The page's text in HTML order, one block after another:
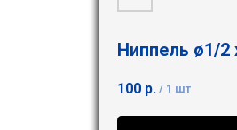
Ниппель ø1/2
100 р. / 1 шт